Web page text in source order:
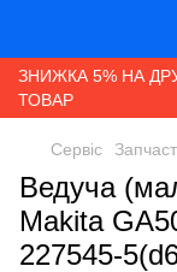
ЗНИЖКА 5% НА
ТОВАР
Сервіс
Ведуча
Makita
227545-